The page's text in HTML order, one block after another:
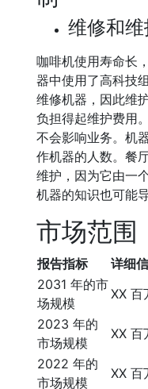
维修和
咖啡机使用寿命长
器中使用了高科技
维修机器，因此维
负担得起维护费用
不会影响业务。机
作机器的人数。餐
维护，因为它由一
机器的知识也可能
市场范围
报告指标
详细
2031 年的市
场规模
XX 百
2023 年的
市场规模
XX 百
2022 年的
市场规模
XX 百